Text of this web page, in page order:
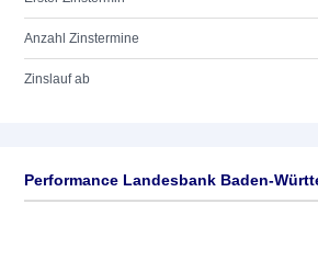
Anzahl Zinstermine
Zinslauf ab
Performance Landesbank Baden-